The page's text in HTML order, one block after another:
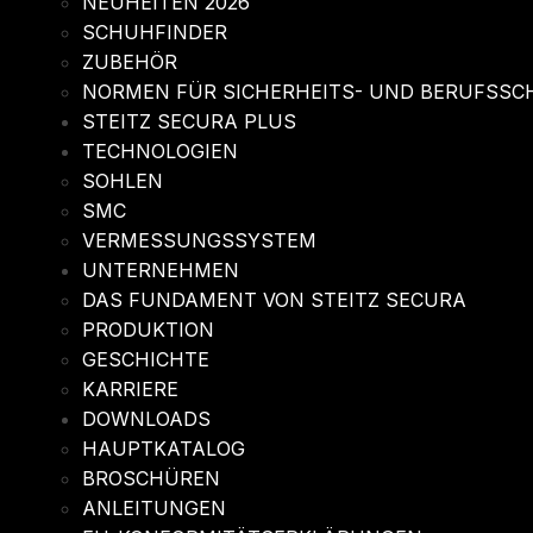
SCHUHFINDER
ZUBEHÖR
NORMEN FÜR SICHERHEITS- UND
STEITZ SECURA PLUS
TECHNOLOGIEN
SOHLEN
SMC
VERMESSUNGSSYSTEM
UNTERNEHMEN
DAS FUNDAMENT VON STEITZ SECURA
PRODUKTION
GESCHICHTE
KARRIERE
DOWNLOADS
HAUPTKATALOG
BROSCHÜREN
ANLEITUNGEN